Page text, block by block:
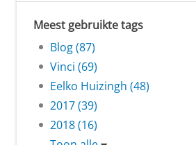
Meest gebruikte tags
Blog (87)
Vinci (69)
Eelko Huizingh (48)
2017 (39)
2018 (16)